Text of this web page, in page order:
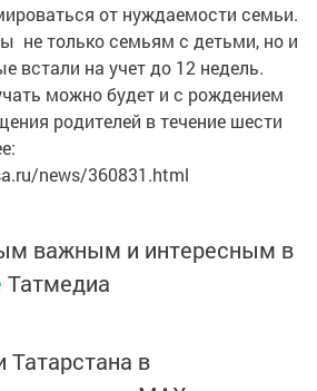
от нуждаемости семьи.
не только семьям с детьми, но и
встали на учет до 12 недель.
можно будет и с рождением
родителей в течение шести
news/360831.html
важным и интересным в
Татмедиа
Татарстана в